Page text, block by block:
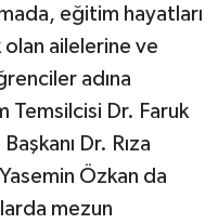
eğitim hayatları
ailelerine ve
adına
Temsilcisi Dr. Faruk
Dr. Rıza
Özkan da
mezun